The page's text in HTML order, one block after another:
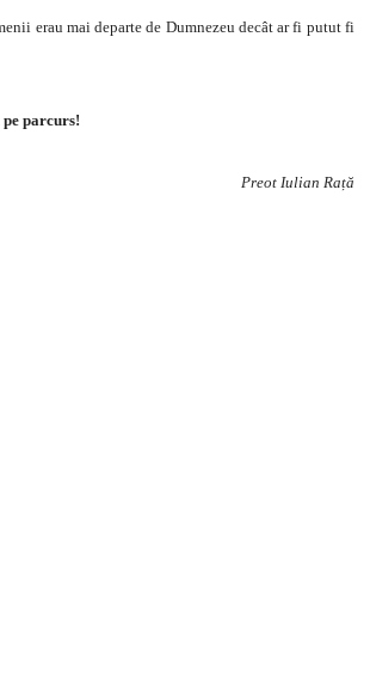
erau mai departe de Dumnezeu decât ar fi putut fi
parcurs!
Preot Iulian Rață